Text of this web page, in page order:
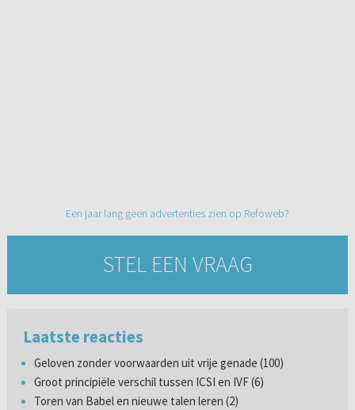
Een jaar lang geen advertenties zien op Refoweb?
STEL EEN VRAAG
Laatste reacties
Geloven zonder voorwaarden uit vrije genade (100)
Groot principiële verschil tussen ICSI en IVF (6)
Toren van Babel en nieuwe talen leren (2)